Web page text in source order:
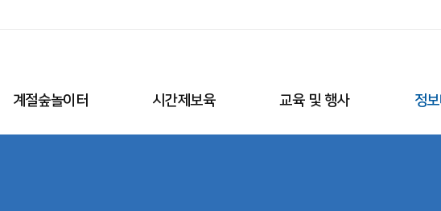
계절숲놀이터 시간제보육 교육 및 행사 정